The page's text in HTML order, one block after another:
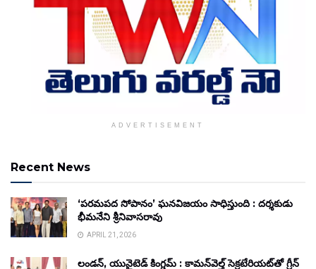
ADVERTISEMENT
Recent News
‘పరమపద సోపానం’ ఘనవిజయం సాధిస్తుంది : దర్శకుడు
భీమనేని శ్రీనివాసరావు
APRIL 21, 2026
లండన్, యునైటెడ్ కింగ్డమ్ : కామన్‌వెల్త్ సెక్రటేరియట్‌తో గ్రీన్